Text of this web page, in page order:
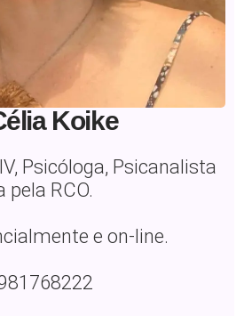
Koike
Psicóloga, Psicanalista
pela RCO.
e on-line.